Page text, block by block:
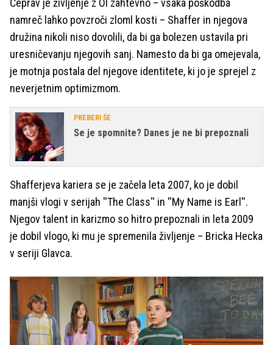
Čeprav je življenje z OI zahtevno – vsaka poškodba
namreč lahko povzroči zloml kosti – Shaffer in njegova
družina nikoli niso dovolili, da bi ga bolezen ustavila pri
uresničevanju njegovih sanj. Namesto da bi ga omejevala,
je motnja postala del njegove identitete, ki jo je sprejel z
neverjetnim optimizmom.
PREBERI ŠE
Se je spomnite? Danes je ne bi prepoznali
Shafferjeva kariera se je začela leta 2007, ko je dobil
manjši vlogi v serijah ''The Class'' in ''My Name is Earl''.
Njegov talent in karizmo so hitro prepoznali in leta 2009
je dobil vlogo, ki mu je spremenila življenje – Bricka Hecka
v seriji Glavca.